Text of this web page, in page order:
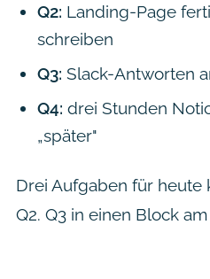
Q2: Landing-Page
schreiben
Q3: Slack-Antworten
Q4: drei Stunden
„später"
Drei Aufgaben für heute
Q2. Q3 in einen Block